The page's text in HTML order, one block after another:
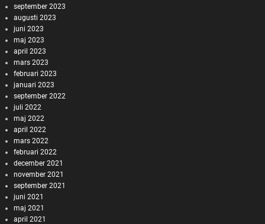
september 2023
augusti 2023
juni 2023
maj 2023
april 2023
mars 2023
februari 2023
januari 2023
september 2022
juli 2022
maj 2022
april 2022
mars 2022
februari 2022
december 2021
november 2021
september 2021
juni 2021
maj 2021
april 2021